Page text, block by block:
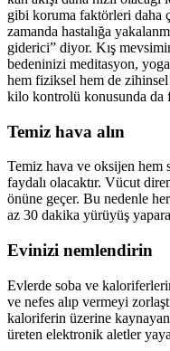
gibi koruma faktörleri daha
zamanda hastalığa
giderici” diyor. Kış
bedeninizi meditasyon,
hem fiziksel hem de zihinsel
kilo kontrolü konusunda da
Temiz hava alın
Temiz hava ve oksijen hem
faydalı olacaktır. Vücut
önüne geçer. Bu nedenle
az 30 dakika yürüyüş
Evinizi nemlendirin
Evlerde soba ve
ve nefes alıp vermeyi
kaloriferin üzerine
üreten elektronik aletler